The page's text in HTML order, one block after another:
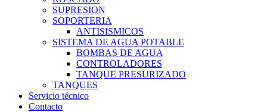
SUPRESION
SOPORTERIA
ANTISISMICOS
SISTEMA DE AGUA POTABLE
BOMBAS DE AGUA
CONTROLADORES
TANQUE PRESURIZADO
TANQUES
Servicio técnico
Contacto